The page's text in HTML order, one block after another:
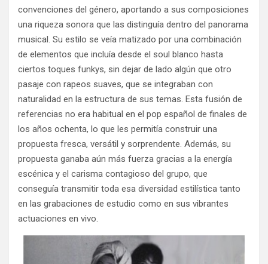
convenciones del género, aportando a sus composiciones
una riqueza sonora que las distinguía dentro del panorama
musical. Su estilo se veía matizado por una combinación
de elementos que incluía desde el soul blanco hasta
ciertos toques funkys, sin dejar de lado algún que otro
pasaje con rapeos suaves, que se integraban con
naturalidad en la estructura de sus temas. Esta fusión de
referencias no era habitual en el pop español de finales de
los años ochenta, lo que les permitía construir una
propuesta fresca, versátil y sorprendente. Además, su
propuesta ganaba aún más fuerza gracias a la energía
escénica y el carisma contagioso del grupo, que
conseguía transmitir toda esa diversidad estilística tanto
en las grabaciones de estudio como en sus vibrantes
actuaciones en vivo.